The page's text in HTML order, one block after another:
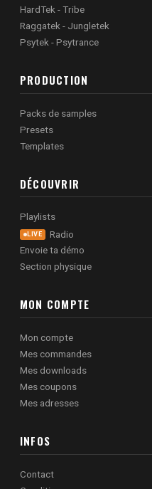
HardTek - Tribe
Raggatek - Jungletek
Psytek - Psytrance
PRODUCTION
Packs de samples
Presets
Templates
DÉCOUVRIR
Playlists
LIVE
Radio
Envoie ta démo
Section physique
MON COMPTE
Mon compte
Mes commandes
Mes downloads
Mes coupons
Mes adresses
INFOS
Contact